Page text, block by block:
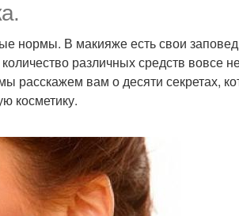
нормы. В макияже есть свои
различных средств вовсе
вам о десяти секретах,
косметику.